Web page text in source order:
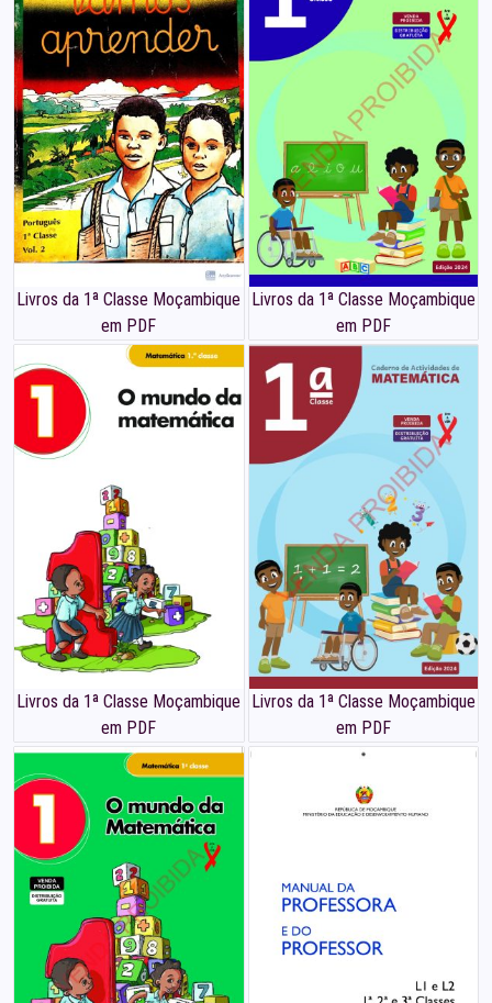
Livros da 1ª Classe Moçambique
em PDF
Livros da 1ª Classe Moçambique
em PDF
Livros da 1ª Classe Moçambique
em PDF
Livros da 1ª Classe Moçambique
em PDF